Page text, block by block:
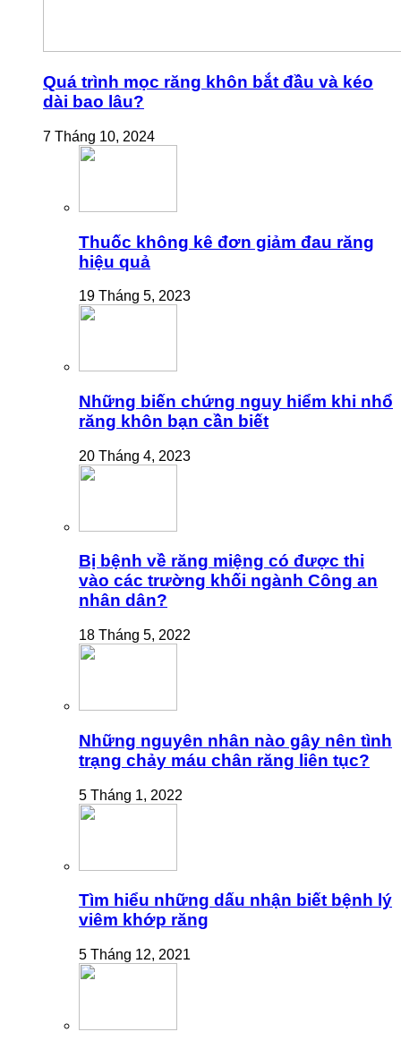
Quá trình mọc răng khôn bắt đầu và kéo
dài bao lâu?
7 Tháng 10, 2024
Thuốc không kê đơn giảm đau răng
hiệu quả
19 Tháng 5, 2023
Những biến chứng nguy hiểm khi nhổ
răng khôn bạn cần biết
20 Tháng 4, 2023
Bị bệnh về răng miệng có được thi
vào các trường khối ngành Công an
nhân dân?
18 Tháng 5, 2022
Những nguyên nhân nào gây nên tình
trạng chảy máu chân răng liên tục?
5 Tháng 1, 2022
Tìm hiểu những dấu nhận biết bệnh lý
viêm khớp răng
5 Tháng 12, 2021